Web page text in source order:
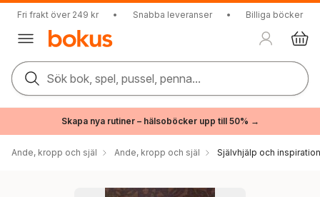
Fri frakt över 249 kr • Snabba leveranser • Billiga böcker
Sök bok, spel, pussel, penna...
Skapa nya rutiner – hälsoböcker upp till 50% →
Ande, kropp och själ Ande, kropp och själ Självhjälp och inspiration